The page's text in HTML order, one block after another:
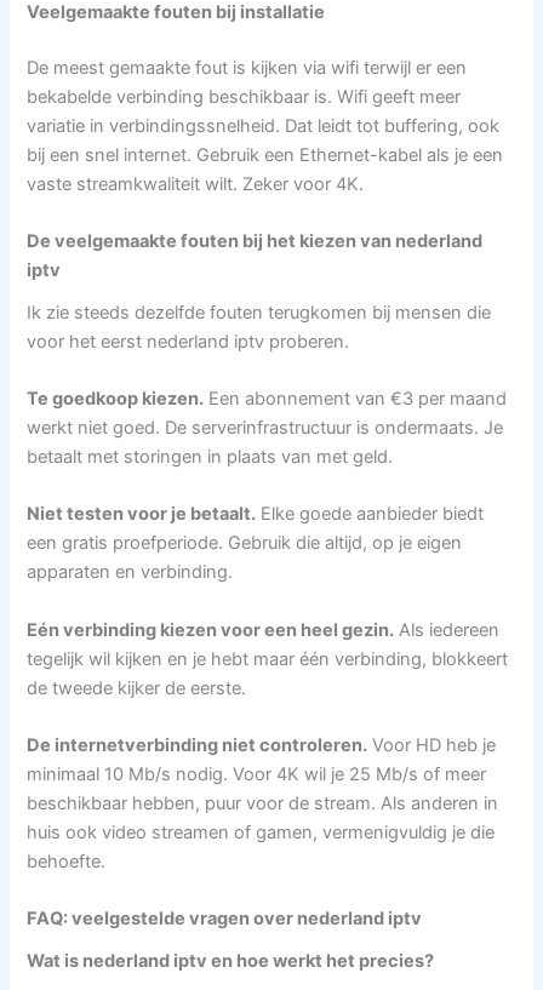
Veelgemaakte fouten bij installatie
De meest gemaakte fout is kijken via wifi terwijl er een
bekabelde verbinding beschikbaar is. Wifi geeft meer
variatie in verbindingssnelheid. Dat leidt tot buffering, ook
bij een snel internet. Gebruik een Ethernet-kabel als je een
vaste streamkwaliteit wilt. Zeker voor 4K.
De veelgemaakte fouten bij het kiezen van nederland
iptv
Ik zie steeds dezelfde fouten terugkomen bij mensen die
voor het eerst nederland iptv proberen.
Te goedkoop kiezen. Een abonnement van €3 per maand
werkt niet goed. De serverinfrastructuur is ondermaats. Je
betaalt met storingen in plaats van met geld.
Niet testen voor je betaalt. Elke goede aanbieder biedt
een gratis proefperiode. Gebruik die altijd, op je eigen
apparaten en verbinding.
Eén verbinding kiezen voor een heel gezin. Als iedereen
tegelijk wil kijken en je hebt maar één verbinding, blokkeert
de tweede kijker de eerste.
De internetverbinding niet controleren. Voor HD heb je
minimaal 10 Mb/s nodig. Voor 4K wil je 25 Mb/s of meer
beschikbaar hebben, puur voor de stream. Als anderen in
huis ook video streamen of gamen, vermenigvuldig je die
behoefte.
FAQ: veelgestelde vragen over nederland iptv
Wat is nederland iptv en hoe werkt het precies?